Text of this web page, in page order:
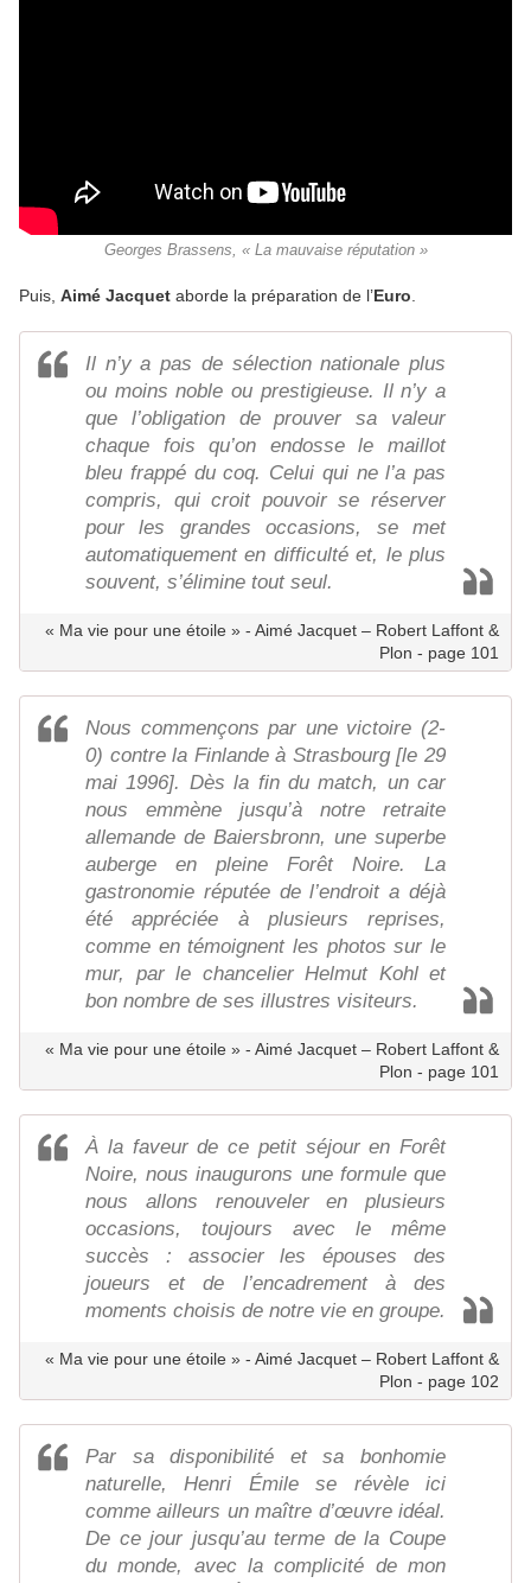
Georges Brassens, « La mauvaise réputation »
Puis, Aimé Jacquet aborde la préparation de l’Euro
Il n’y a pas de sélection nationale plus
ou moins noble ou prestigieuse. Il n’y a
que l’obligation de prouver sa valeur
chaque fois qu’on endosse le maillot
bleu frappé du coq. Celui qui ne l’a pas
compris, qui croit pouvoir se réserver
pour les grandes occasions, se met
automatiquement en difficulté et, le plus
souvent, s’élimine tout seul.
« Ma vie pour une étoile » - Aimé Jacquet – Robert Laffont &
Plon - page 101
Nous commençons par une victoire (2-
0) contre la Finlande à Strasbourg [le 29
mai 1996]. Dès la fin du match, un car
nous emmène jusqu’à notre retraite
allemande de Baiersbronn, une superbe
auberge en pleine Forêt Noire. La
gastronomie réputée de l’endroit a déjà
été appréciée à plusieurs reprises,
comme en témoignent les photos sur le
mur, par le chancelier Helmut Kohl et
bon nombre de ses illustres visiteurs.
« Ma vie pour une étoile » - Aimé Jacquet – Robert Laffont &
Plon - page 101
À la faveur de ce petit séjour en Forêt
Noire, nous inaugurons une formule que
nous allons renouveler en plusieurs
occasions, toujours avec le même
succès : associer les épouses des
joueurs et de l’encadrement à des
moments choisis de notre vie en groupe.
« Ma vie pour une étoile » - Aimé Jacquet – Robert Laffont &
Plon - page 102
Par sa disponibilité et sa bonhomie
naturelle, Henri Émile se révèle ici
comme ailleurs un maître d’œuvre idéal.
De ce jour jusqu’au terme de la Coupe
du monde, avec la complicité de mon